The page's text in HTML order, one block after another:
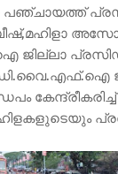
പഞ്ചായത്ത്‌
പ്രസിഡന്റ്‌